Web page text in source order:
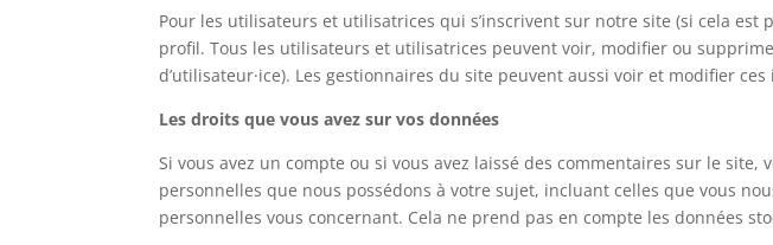
Pour les utilisateurs et utilisatrices qui s’inscrivent sur notre site (si cela
profil. Tous les utilisateurs et utilisatrices peuvent voir, modifier ou
d’utilisateur·ice). Les gestionnaires du site peuvent aussi voir et modifier
Les droits que vous avez sur vos données
Si vous avez un compte ou si vous avez laissé des commentaires sur le
personnelles que nous possédons à votre sujet, incluant celles que vous
personnelles vous concernant. Cela ne prend pas en compte les données